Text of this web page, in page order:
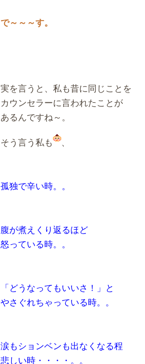
で～～～す。
実を言うと、私も昔に同じことを
カウンセラーに言われたことが
あるんですね～。
そう言う私も
、
孤独で辛い時。。
腹が煮えくり返るほど
怒っている時。。
「どうなってもいいさ！」と
やさぐれちゃっている時。。
涙もションベンも出なくなる程
悲しい時・・・・。。